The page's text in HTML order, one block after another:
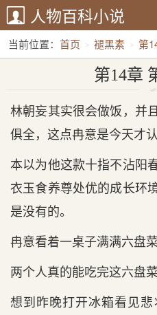
人物百科小说
当前位置： 首页 褪黑素 第
第14章
林朝妄其实很会做饭，并
俱全，这点冉意是今天才认
本以为他这款十指不沾阳
衣玉食养尊处优的成长环
是没有的。
冉意看着一桌子满满六盘
两个人真的能吃完这六盘菜
想到昨晚打开冰箱看见